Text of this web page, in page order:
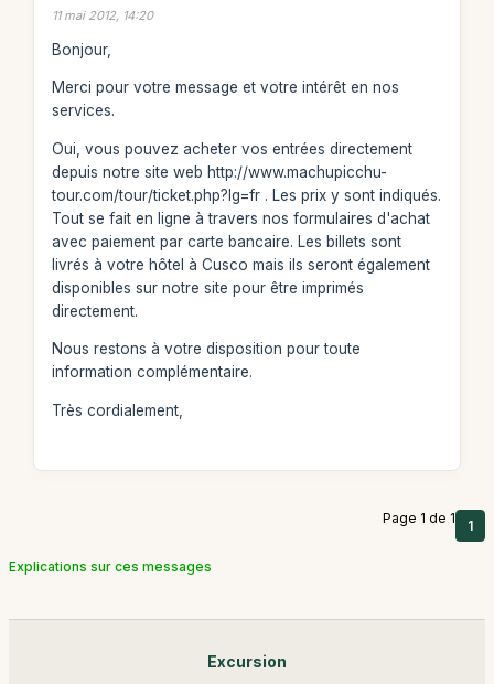
11 mai 2012, 14:20
Bonjour,
Merci pour votre message et votre intérêt en nos
services.
Oui, vous pouvez acheter vos entrées directement
depuis notre site web http://www.machupicchu-
tour.com/tour/ticket.php?lg=fr . Les prix y sont indiqués.
Tout se fait en ligne à travers nos formulaires d'achat
avec paiement par carte bancaire. Les billets sont
livrés à votre hôtel à Cusco mais ils seront également
disponibles sur notre site pour être imprimés
directement.
Nous restons à votre disposition pour toute
information complémentaire.
Très cordialement,
Page 1 de 1 1
Explications sur ces messages
Excursion